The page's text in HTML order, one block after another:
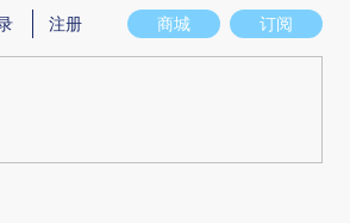
实意图存在偏差。不代表财新观点和立场。推荐点
商城 订阅
注册